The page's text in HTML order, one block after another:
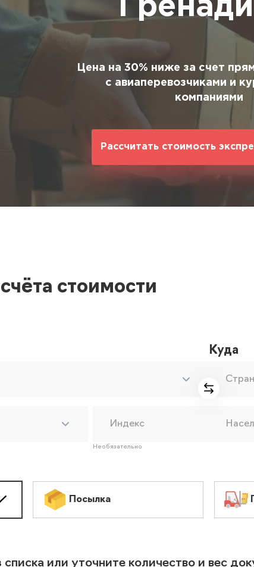
декларирование
Страхование
Помощь
Цена на 30% ниже за счет
с авиаперевозчиками и
компаниями
Рассчитать стоимость
стоимости
Индекс
Необязательно
Куда
Посылка
или уточните количество и вес